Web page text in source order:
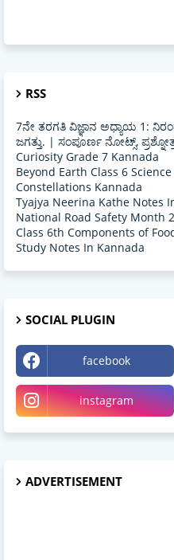
RSS
7ನೇ ತರಗತಿ ವಿಜ್ಞಾನ ಅಧ್ಯಾಯ 1:
ಜಗತ್ತು. | ಸಂಪೂರ್ಣ ನೋಟ್ಸ್,
Curiosity Grade 7 Kannada
Beyond Earth Class 6
Constellations Kannada
Tyajya Neerina Kathe Notes
National Road Safety Month
Class 6th Components of
Study Notes In Kannada
SOCIAL PLUGIN
facebook
instagram
ADVERTISEMENT